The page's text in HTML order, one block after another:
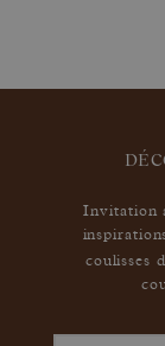
Invitation
coulisses